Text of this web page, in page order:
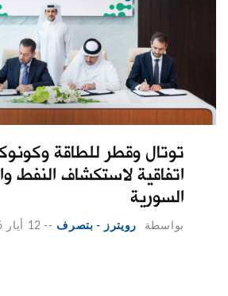
توتال وقطر للطاقة
اتفاقية لاستكشاف النفط
السورية
بواسطة رويترز - بتصرف -- 12 أيار 2026